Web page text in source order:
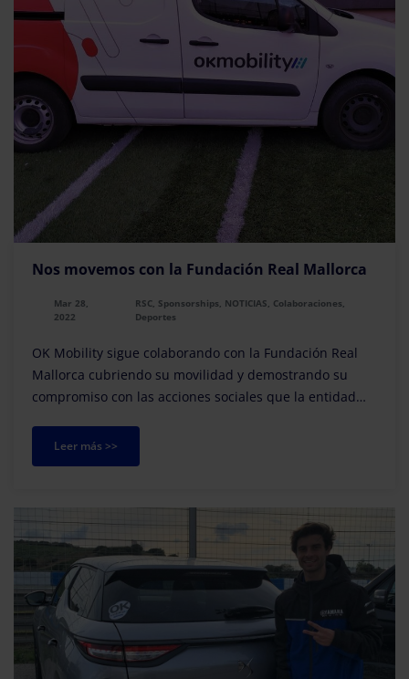
Nos movemos con la Fundación Real Mallorca
Mar 28,
2022
RSC, Sponsorships, NOTICIAS, Colaboraciones,
Deportes
OK Mobility sigue colaborando con la Fundación Real
Mallorca cubriendo su movilidad y demostrando su
compromiso con las acciones sociales que la entidad
Leer más >>